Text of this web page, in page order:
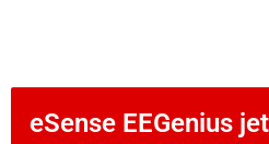
eSense EEGenius